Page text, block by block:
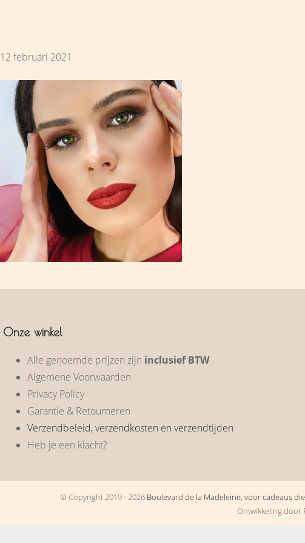
12 februari 2021
Onze winkel
Alle genoemde prijzen zijn inclusief BTW
Algemene Voorwaarden
Privacy Policy
Garantie & Retourneren
Verzendbeleid, verzendkosten en verzendtijden
Heb je een klacht?
© Copyright 2019 - 2026 Boulevard de la Madeleine, voor cadeaus
Ontwikkeling door